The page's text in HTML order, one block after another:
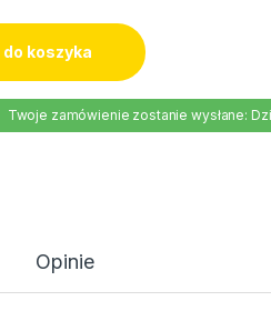
do koszyka
Twoje zamówienie zostanie wysłane:
Opinie